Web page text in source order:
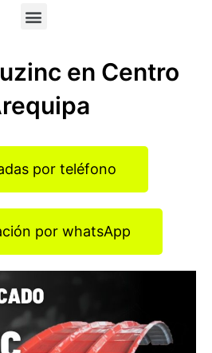
Menu
en Centro
por teléfono
por whatsApp